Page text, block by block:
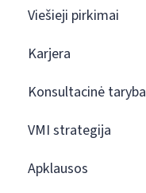
Viešieji pirkimai
Karjera
Konsultacinė taryba
VMI strategija
Apklausos